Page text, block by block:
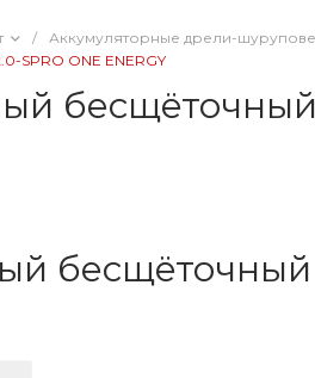
/ Аккумуляторные дрели-
SPRO ONE ENERGY
бесщёточный
бесщёточный